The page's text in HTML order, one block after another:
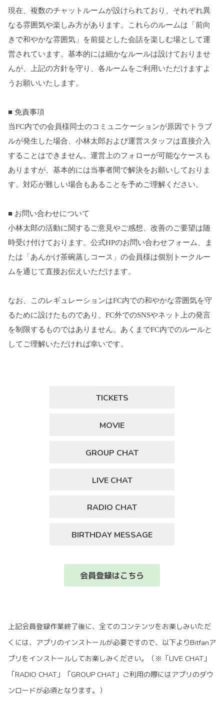
現在、複数のチャットルームが設けられており、それぞれ異
なる雰囲気や楽しみ方があります。これらのルームは「前向
きで和やかな雰囲気」を前提とした会話を楽しむ場として運
営されています。基本的には細かなルールは設けておりませ
んが、上記の方針を守り、各ルームをご利用いただけますよ
うお願いいたします。
■ 免責事項
当FC内での会員様同士のコミュニケーションが原因でトラブ
ルが発生した場合、小林太郎および運営スタッフは直接介入
することはできません。運営上のフォローが可能なケースも
ありますが、基本的には当事者間で解決をお願いしておりま
す。対応が難しい場合もあることを予めご理解ください。
■ お問い合わせについて
小林太郎の活動に関するご意見やご感想、改善のご要望は随
時受け付けております。公式HPのお問い合わせフォーム、ま
たは「あんかけ茶碗蒸しコース」の会員様は個別トークルー
ムを通じて直接お伝えいただけます。
なお、このレギュレーションはFC内での和やかな雰囲気を守
るために設けたものであり、FC外でのSNSやネット上の発言
を制限するものではありません。あくまでFC内でのルールと
してご理解いただければ幸いです。
TICKETS
MOVIE
GROUP CHAT
LIVE CHAT
RADIO CHAT
BIRTHDAY MESSAGE
会員登録はこちら
上記会員登録作業終了後に、全てのコンテンツをお楽しみいただ
くには、アプリのインストールが必要ですので、以下よりBitfanア
プリをインストールしてお楽しみください。
（※「LIVE CHAT」
「RADIO CHAT」「GROUP CHAT」ご利用の際にはアプリのダウ
ンロードが必須となります。）